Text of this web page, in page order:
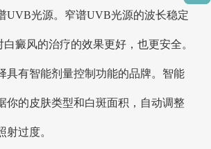
UVB光源。窄谱UVB光源的波长稳定
白癜风的治疗的效果更好，也更安全。
具有智能剂量控制功能的品牌。智能
你的皮肤类型和白斑面积，自动调整
射过度。